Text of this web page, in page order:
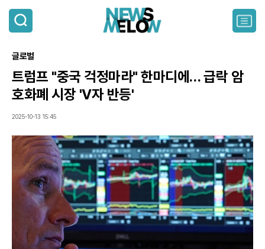
검
색
주
글로벌
트럼프 "중국 걱정마라" 한마디에… 급락 암
호화폐 시장 'V자 반등'
2025-10-13 15:45